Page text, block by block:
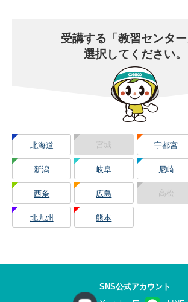
受講する 「教習センタ
選択してください。
北海道 宮城 宇都宮
新潟 岐阜 尼崎
西条 広島 高松
北九州 熊本
SNS公式アカウント